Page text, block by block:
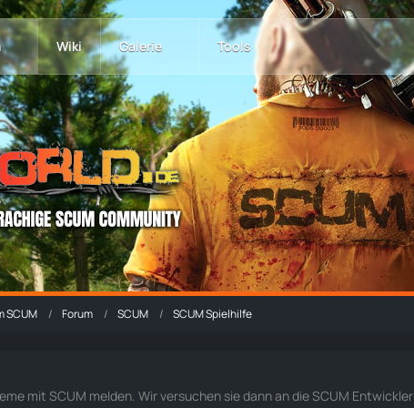
Wiki Galerie Tools
SCUM Forum SCUM SCUM Spielhilfe
mit SCUM melden. Wir versuchen sie dann an die SCUM Entwickler